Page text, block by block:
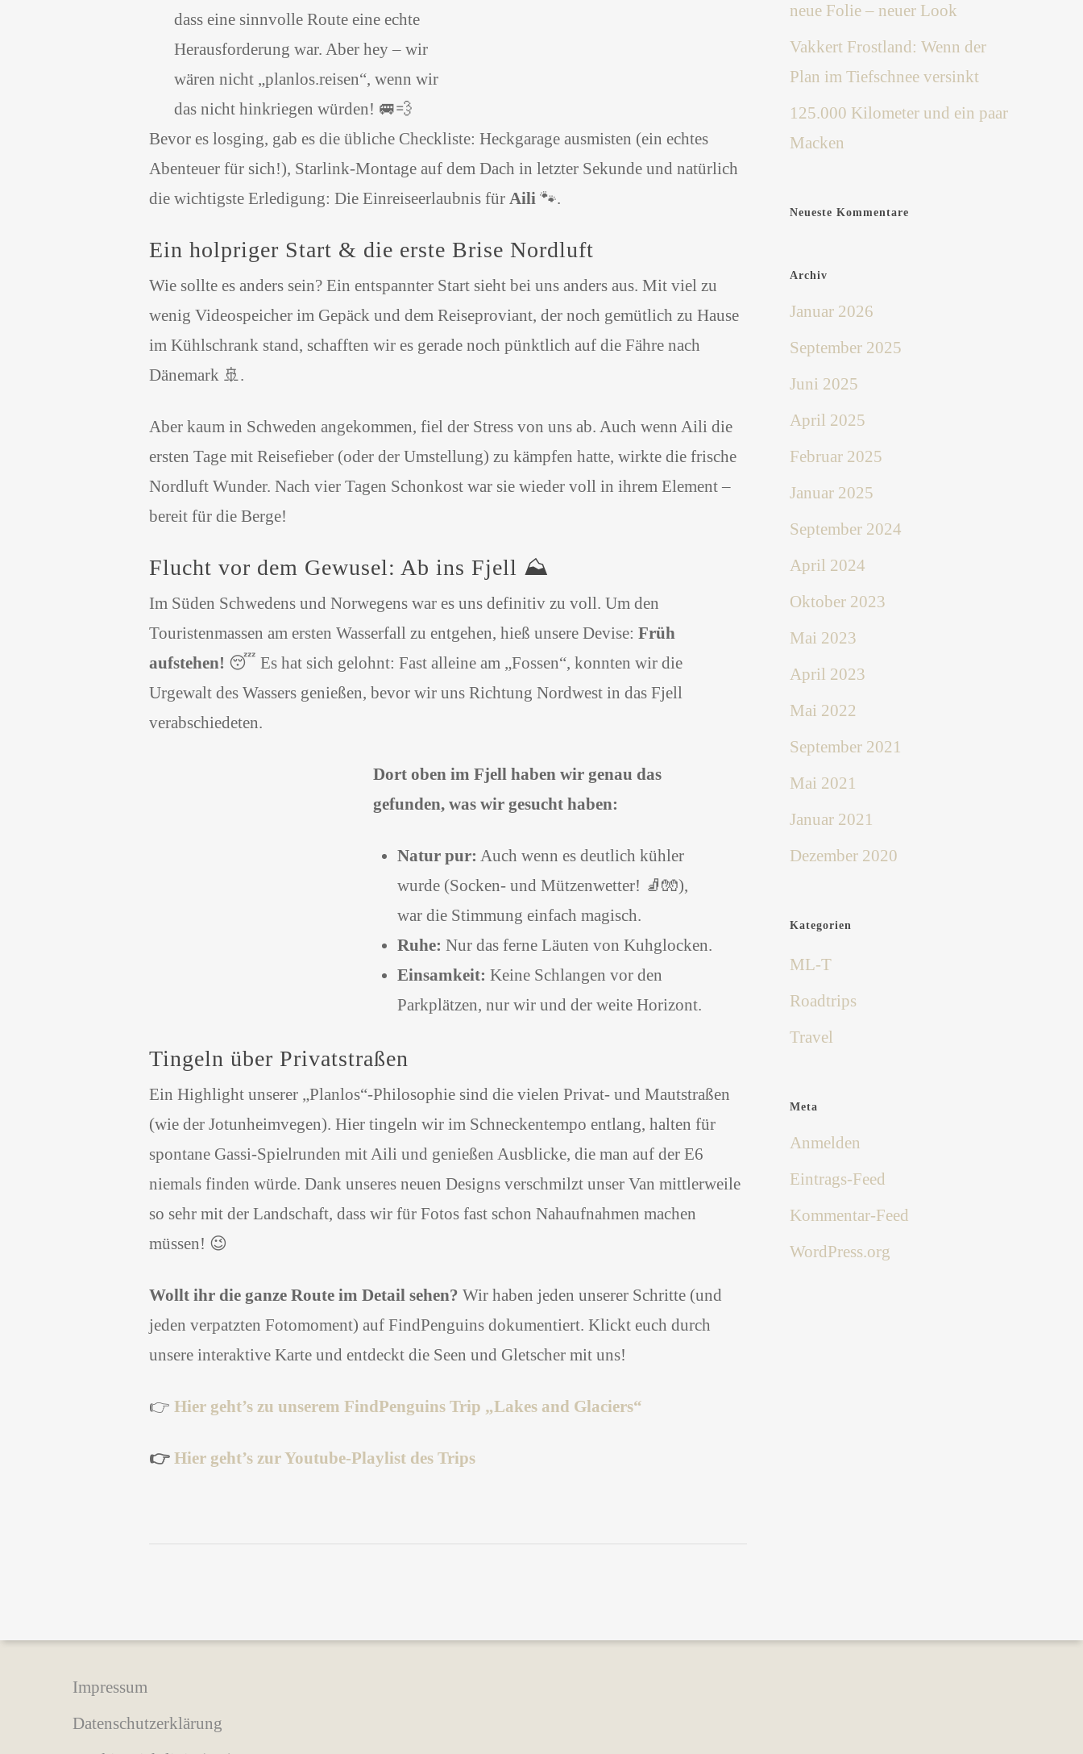
dass eine sinnvolle Route eine echte
Herausforderung war. Aber hey – wir
wären nicht „planlos.reisen“, wenn wir
das nicht hinkriegen würden! 🚐💨
Bevor es losging, gab es die übliche Checkliste: Heckgarage ausmisten (ein echtes
Abenteuer für sich!), Starlink-Montage auf dem Dach in letzter Sekunde und natürlich
die wichtigste Erledigung: Die Einreiseerlaubnis für Aili 🐾.
Ein holpriger Start & die erste Brise Nordluft
Wie sollte es anders sein? Ein entspannter Start sieht bei uns anders aus. Mit viel zu
wenig Videospeicher im Gepäck und dem Reiseproviant, der noch gemütlich zu Hause
im Kühlschrank stand, schafften wir es gerade noch pünktlich auf die Fähre nach
Dänemark 🚢.
Aber kaum in Schweden angekommen, fiel der Stress von uns ab. Auch wenn Aili die
ersten Tage mit Reisefieber (oder der Umstellung) zu kämpfen hatte, wirkte die frische
Nordluft Wunder. Nach vier Tagen Schonkost war sie wieder voll in ihrem Element –
bereit für die Berge!
Flucht vor dem Gewusel: Ab ins Fjell ⛰️
Im Süden Schwedens und Norwegens war es uns definitiv zu voll. Um den
Touristenmassen am ersten Wasserfall zu entgehen, hieß unsere Devise: Früh
aufstehen! 😴 Es hat sich gelohnt: Fast alleine am „Fossen“, konnten wir die
Urgewalt des Wassers genießen, bevor wir uns Richtung Nordwest in das Fjell
verabschiedeten.
Dort oben im Fjell haben wir genau das
gefunden, was wir gesucht haben:
Natur pur: Auch wenn es deutlich kühler
wurde (Socken- und Mützenwetter! 🧦🧤),
war die Stimmung einfach magisch.
Ruhe: Nur das ferne Läuten von Kuhglocken.
Einsamkeit: Keine Schlangen vor den
Parkplätzen, nur wir und der weite Horizont.
Tingeln über Privatstraßen
Ein Highlight unserer „Planlos“-Philosophie sind die vielen Privat- und Mautstraßen
(wie der Jotunheimvegen). Hier tingeln wir im Schneckentempo entlang, halten für
spontane Gassi-Spielrunden mit Aili und genießen Ausblicke, die man auf der E6
niemals finden würde. Dank unseres neuen Designs verschmilzt unser Van mittlerweile
so sehr mit der Landschaft, dass wir für Fotos fast schon Nahaufnahmen machen
müssen! 😉
Wollt ihr die ganze Route im Detail sehen? Wir haben jeden unserer Schritte (und
jeden verpatzten Fotomoment) auf FindPenguins dokumentiert. Klickt euch durch
unsere interaktive Karte und entdeckt die Seen und Gletscher mit uns!
👉 Hier geht’s zu unserem FindPenguins Trip „Lakes and Glaciers“
👉 Hier geht’s zur Youtube-Playlist des Trips
neue Folie – neuer Look
Vakkert Frostland: Wenn der
Plan im Tiefschnee versinkt
125.000 Kilometer und ein paar
Macken
Neueste Kommentare
Archiv
Januar 2026
September 2025
Juni 2025
April 2025
Februar 2025
Januar 2025
September 2024
April 2024
Oktober 2023
Mai 2023
April 2023
Mai 2022
September 2021
Mai 2021
Januar 2021
Dezember 2020
Kategorien
ML-T
Roadtrips
Travel
Meta
Anmelden
Eintrags-Feed
Kommentar-Feed
WordPress.org
Impressum
Datenschutzerklärung